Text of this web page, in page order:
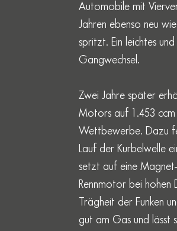
Automobile mit
Jahren ebenso neu
spritzt. Ein leichtes
Gangwechsel.
Zwei Jahre später
Motors auf 1.453
Wettbewerbe. Dazu
Lauf der Kurbelwelle
setzt auf eine
Rennmotor bei
Trägheit der Funken
gut am Gas und lässt